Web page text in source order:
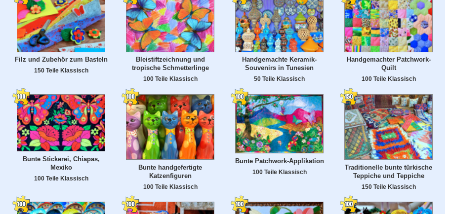
Filz und Zubehör zum Basteln
150 Teile Klassisch
Bleistiftzeichnung und
tropische Schmetterlinge
100 Teile Klassisch
Handgemachte Keramik-
Souvenirs in Tunesien
50 Teile Klassisch
Handgemachter Patchwork-
Quilt
100 Teile Klassisch
Bunte Stickerei, Chiapas,
Mexiko
100 Teile Klassisch
Bunte handgefertigte
Katzenfiguren
100 Teile Klassisch
Bunte Patchwork-Applikation
100 Teile Klassisch
Traditionelle bunte türkische
Teppiche und Teppiche
150 Teile Klassisch